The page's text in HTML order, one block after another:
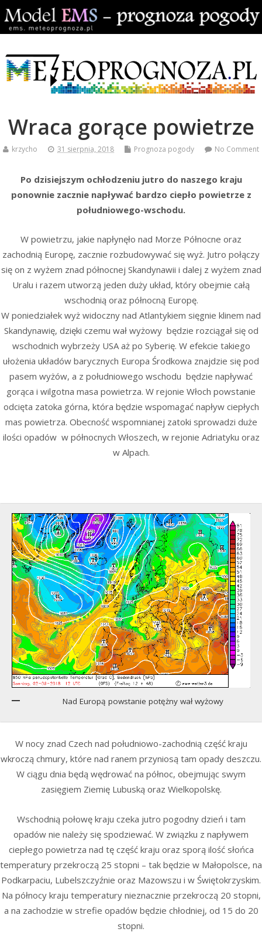
Wraca gorące powietrze
krzycho 31 sierpnia, 2018 Prognoza pogody No Comment
Po dzisiejszym ochłodzeniu jutro do naszego kraju
ponownie zacznie napływać bardzo ciepło powietrze z
południowego-wschodu.
W powietrzu, jakie napłynęło nad Morze Północne oraz
zachodnią Europę, zacznie rozbudowywać się wyż. Jutro połączy
się on z wyżem znad północnej Skandynawii i dalej z wyżem znad
Uralu i razem utworzą jeden duży układ, który obejmie całą
wschodnią oraz północną Europę.
W poniedziałek wyż widoczny nad Atlantykiem sięgnie klinem nad
Skandynawię, dzięki czemu wał wyżowy będzie rozciągał się od
wschodnich wybrzeży USA aż po Syberię. W efekcie takiego
ułożenia układów barycznych Europa Środkowa znajdzie się pod
pasem wyżów, a z południowego wschodu będzie napływać
gorąca i wilgotna masa powietrza. W rejonie Włoch powstanie
odcięta zatoka górna, która będzie wspomagać napływ ciepłych
mas powietrza. Obecność wspomnianej zatoki sprowadzi duże
ilości opadów w północnych Włoszech, w rejonie Adriatyku oraz
w Alpach.
Nad Europą powstanie potężny wał wyżowy
W nocy znad Czech nad południowo-zachodnią część kraju
wkroczą chmury, które nad ranem przyniosą tam opady deszczu.
W ciągu dnia będą wędrować na północ, obejmując swym
zasięgiem Ziemię Lubuską oraz Wielkopolskę.
Wschodnią połowę kraju czeka jutro pogodny dzień i tam
opadów nie należy się spodziewać. W związku z napływem
ciepłego powietrza nad tę część kraju oraz sporą ilość słońca
temperatury przekroczą 25 stopni – tak będzie w Małopolsce, na
Podkarpaciu, Lubelszczyźnie oraz Mazowszu i w Świętokrzyskim.
Na północy kraju temperatury nieznacznie przekroczą 20 stopni,
a na zachodzie w strefie opadów będzie chłodniej, od 15 do 20
stopni.